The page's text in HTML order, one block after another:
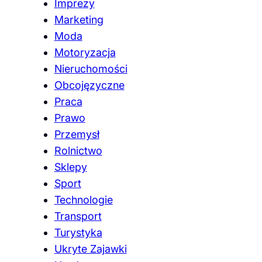
Imprezy
Marketing
Moda
Motoryzacja
Nieruchomości
Obcojęzyczne
Praca
Prawo
Przemysł
Rolnictwo
Sklepy
Sport
Technologie
Transport
Turystyka
Ukryte Zajawki